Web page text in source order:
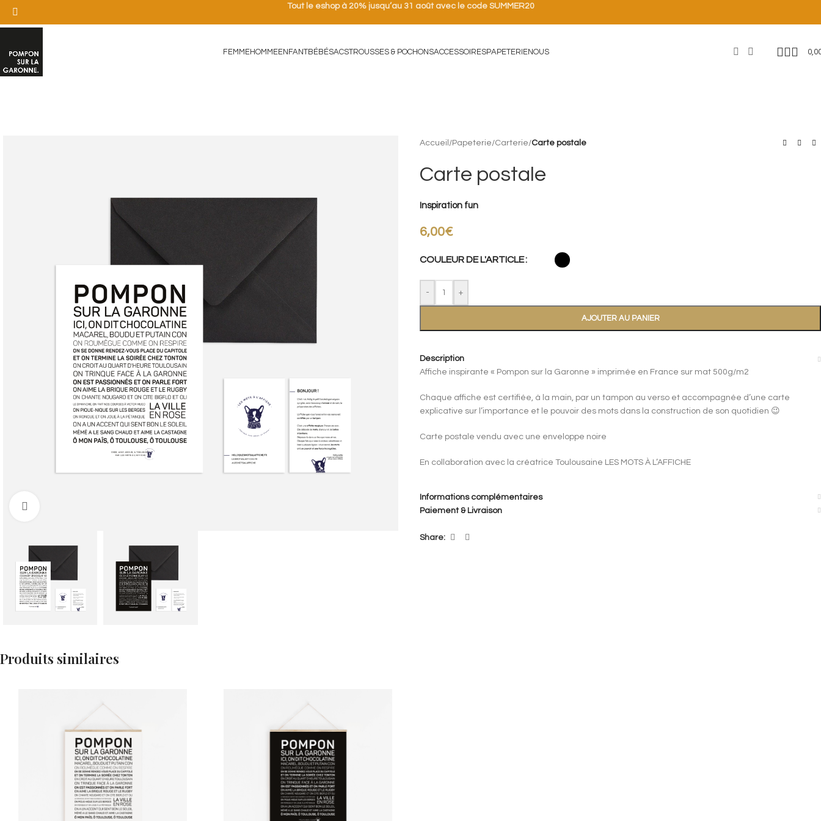
Tout le eshop à 20% jusqu’au 31 août avec le code SUMMER20
FEMMEHOMMEENFANTBÉBÉSACSTROUSSES & POCHONSACCESSOIRESPAPETERIENOUS
Accueil /Papeterie/Carterie/Carte postale
Carte postale
Inspiration fun
6,00€
COULEUR DE L'ARTICLE
- +
AJOUTER AU PANIER
Description
Affiche inspirante « Pompon sur la Garonne » imprimée en France sur mat 500g/m2
Chaque affiche est certifiée, à la main, par un tampon au verso et accompagnée d’une carte
explicative sur l’importance et le pouvoir des mots dans la construction de son quotidien 😉
Carte postale vendu avec une enveloppe noire
En collaboration avec la créatrice Toulousaine LES MOTS À L’AFFICHE
Informations complémentaires
Paiement & Livraison
Share:
Produits similaires